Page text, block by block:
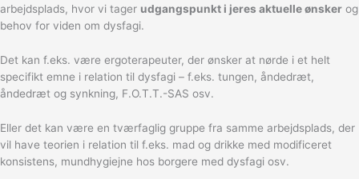
arbejdsplads, hvor vi tager udgangspunkt i jeres aktuelle ønsker og
behov for viden om dysfagi.
Det kan f.eks. være ergoterapeuter, der ønsker at nørde i et helt
specifikt emne i relation til dysfagi – f.eks. tungen, åndedræt,
åndedræt og synkning, F.O.T.T.-SAS osv.
Eller det kan være en tværfaglig gruppe fra samme arbejdsplads, der
vil have teorien i relation til f.eks. mad og drikke med modificeret
konsistens, mundhygiejne hos borgere med dysfagi osv.